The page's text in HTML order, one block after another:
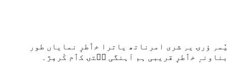
ؤرۍ یہِ شری امرناتھ یاترا خٲطرٕ نمایاں طور
خٲطرٕ قریبی ہم آہنگی سۭتۍ کٲم کٔرمٕژ۔